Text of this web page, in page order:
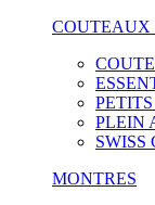
COUTEAUX
PLEIN
SWISS
MONTRES